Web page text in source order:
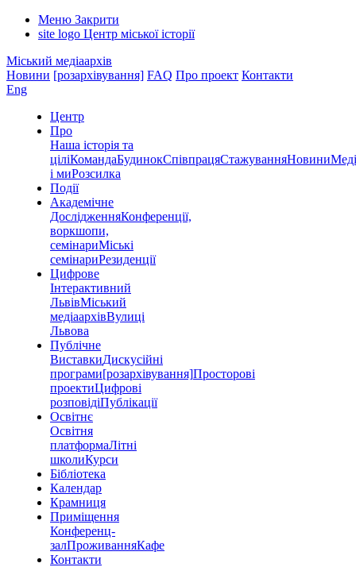
Меню Закрити
site logo Центр міської історії
Міський медіаархів
Новини [розархівування] FAQ Про проект Контакти
Eng
Центр
Про
Наша історія та
ціліКомандаБудинокСпівпрацяСтажуванняНовини
і миРозсилка
Події
Академічне
ДослідженняКонференції,
воркшопи,
семінариМіські
семінариРезиденції
Цифрове
Інтерактивний
ЛьвівМіський
медіаархівВулиці
Львова
Публічне
ВиставкиДискусійні
програми[розархівування]Просторові
проектиЦифрові
розповідіПублікації
Освітнє
Освітня
платформаЛітні
школиКурси
Бібліотека
Календар
Крамниця
Приміщення
Конференц-
залПроживанняКафе
Контакти